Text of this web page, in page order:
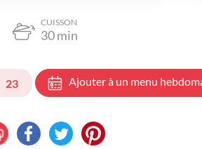
CUISSON
30min
23 Ajouter à un menu